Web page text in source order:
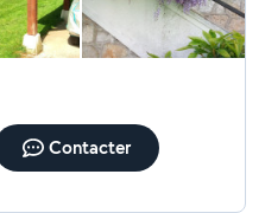
pour les grandes
Je viens sur Saint-
Echenevex, Ornex,
Sergy, Grilly,
etc, etc... Prix compétitif
virements, terminal
A bientôt, Thierry
Contacter